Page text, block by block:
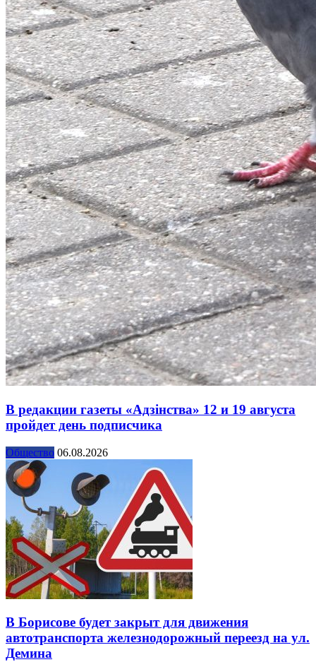
В редакции газеты «Адзінства» 12 и 19 августа
пройдет день подписчика
Общество 06.08.2026
В Борисове будет закрыт для движения
автотранспорта железнодорожный переезд на ул.
Демина